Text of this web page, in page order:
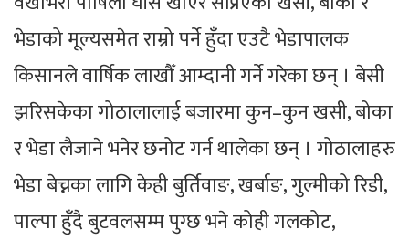
भेडाको मूल्यसमेत राम्रो पर्ने हुँदा एउटै भेडापालक
किसानले वार्षिक लाखौँ आम्दानी गर्ने गरेका छन् । बेसी
झरिसकेका गोठालालाई बजारमा कुन–कुन खसी, बोका
र भेडा लैजाने भनेर छनोट गर्न थालेका छन् । गोठालाहरु
भेडा बेच्नका लागि केही बुर्तिवाङ, खर्बाङ, गुल्मीको रिडी,
पाल्पा हुँदै बुटवलसम्म पुग्छ भने कोही गलकोट,